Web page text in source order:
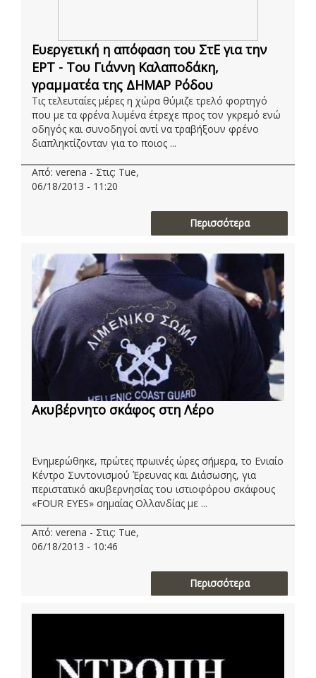
Ευεργετική η απόφαση του ΣτΕ για την
ΕΡΤ - Του Γιάννη Καλαποδάκη,
γραμματέα της ΔΗΜΑΡ Ρόδου
Τις τελευταίες μέρες η χώρα θύμιζε τρελό φορτηγό
που με τα φρένα λυμένα έτρεχε προς τον γκρεμό ενώ
οδηγός και συνοδηγοί αντί να τραβήξουν φρένο
διαπληκτίζονταν για το ποιος ...
Από: verena - Στις: Tue,
06/18/2013 - 11:20
Περισσότερα
Ακυβέρνητο σκάφος στη Λέρο
Ενημερώθηκε, πρώτες πρωινές ώρες σήμερα, το Ενιαίο
Κέντρο Συντονισμού Έρευνας και Διάσωσης, για
περιστατικό ακυβερνησίας του ιστιοφόρου σκάφους
«FOUR EYES» σημαίας Ολλανδίας με ...
Από: verena - Στις: Tue,
06/18/2013 - 10:46
Περισσότερα